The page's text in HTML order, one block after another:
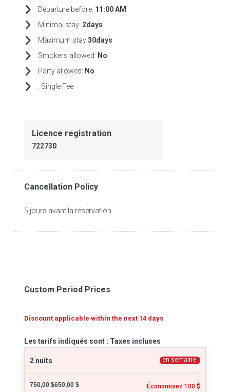
Departure before: 11:00 AM
Minimal stay: 2days
Maximum stay:30days
Smokers allowed: No
Party allowed: No
: Single Fee
Licence registration
722730
Cancellation Policy
5 jours avant la réservation.
Custom Period Prices
Discount applicable within the next 14 days
Les tarifs indiqués sont : Taxes incluses
2 nuits en semaine
750,00 $650,00 $ Économisez 100 $